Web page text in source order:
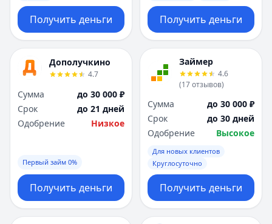
Получить деньги Получить деньги
Дополучкино
4.7
Сумма
до 30 000 ₽
Срок
до 21 дней
Одобрение
Низкое
Первый займ 0%
Получить деньги
Займер
4.6
(17отзывов)
Сумма
до 30 000 ₽
Срок
до 30 дней
Одобрение
Высокое
Для новых клиентов
Круглосуточно
Получить деньги